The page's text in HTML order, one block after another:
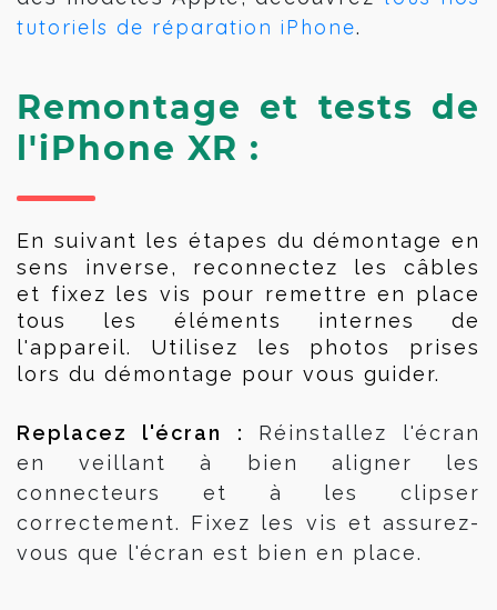
tutoriels de réparation iPhone.
Remontage et tests de
l'iPhone XR :
En suivant les étapes du démontage en
sens inverse, reconnectez les câbles
et fixez les vis pour remettre en place
tous les éléments internes de
l'appareil. Utilisez les photos prises
lors du démontage pour vous guider.
Replacez l'écran : Réinstallez l'écran
en veillant à bien aligner les
connecteurs et à les clipser
correctement. Fixez les vis et assurez-
vous que l'écran est bien en place.